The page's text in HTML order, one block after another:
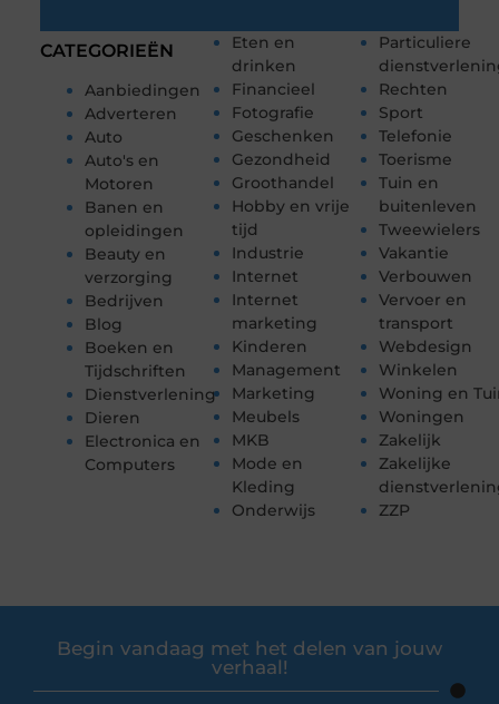
CATEGORIEËN
Aanbiedingen
Adverteren
Auto
Auto's en
Motoren
Banen en
opleidingen
Beauty en
verzorging
Bedrijven
Blog
Boeken en
Tijdschriften
Dienstverlening
Dieren
Electronica en
Computers
Eten en
drinken
Financieel
Fotografie
Geschenken
Gezondheid
Groothandel
Hobby en vrije
tijd
Industrie
Internet
Internet
marketing
Kinderen
Management
Marketing
Meubels
MKB
Mode en
Kleding
Onderwijs
Particuliere
Rechten
Sport
Telefonie
Toerisme
Tuin en
buitenleven
Tweewielers
Vakantie
Verbouwen
Vervoer en
transport
Webdesign
Winkelen
Woning en
Woningen
Zakelijk
Zakelijke
ZZP
Begin vandaag met het delen van jouw
verhaal!